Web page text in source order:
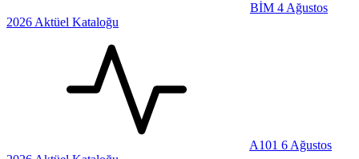
BİM 4 Ağustos
2026 Aktüel Kataloğu
A101 6 Ağustos